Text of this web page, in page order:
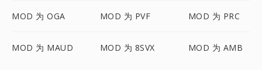
MOD 为 OGA MOD 为 PVF MOD 为 PRC
MOD 为 MAUD MOD 为 8SVX MOD 为 AMB